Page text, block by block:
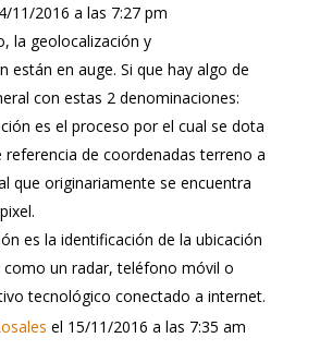
11/2016 a las 7:27 pm
la geolocalización y
están en auge. Si que hay algo de
con estas 2 denominaciones:
es el proceso por el cual se dota
referencia de coordenadas terreno a
que originariamente se encuentra
es la identificación de la ubicación
como un radar, teléfono móvil o
tecnológico conectado a internet.
el 15/11/2016 a las 7:35 am